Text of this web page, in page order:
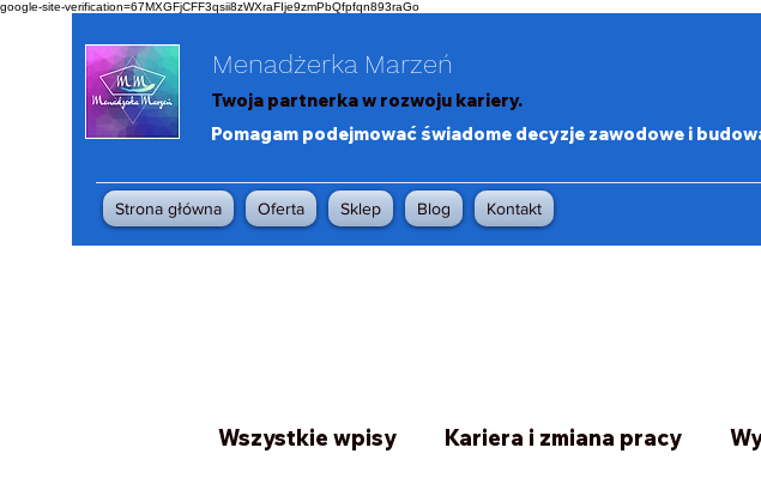
google-site-verification=67MXGFjCFF3qsii8zWXraFIje9zmPbQfpfqn893raGo
Menadżerka Marzeń
Twoja partnerka w rozwoju kariery.
Pomagam podejmować świadome decyzje zawodowe i
Strona główna Oferta Sklep Blog Kontakt
Wszystkie wpisy Kariera i zmiana pracy